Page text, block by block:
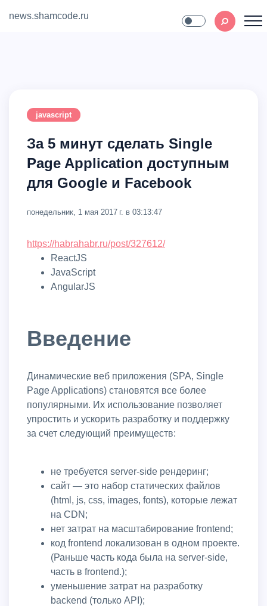
news.shamcode.ru
javascript
За 5 минут сделать Single
Page Application доступным
для Google и Facebook
понедельник, 1 мая 2017 г. в 03:13:47
https://habrahabr.ru/post/327612/
ReactJS
JavaScript
AngularJS
Введение
Динамические веб приложения (SPA, Single
Page Applications) становятся все более
популярными. Их использование позволяет
упростить и ускорить разработку и поддержку
за счет следующий преимуществ:
не требуется server-side рендеринг;
сайт — это набор статических файлов
(html, js, css, images, fonts), которые лежат
на CDN;
нет затрат на масштабирование frontend;
код frontend локализован в одном проекте.
(Раньше часть кода была на server-side,
часть в frontend.);
уменьшение затрат на разработку
backend (только API);